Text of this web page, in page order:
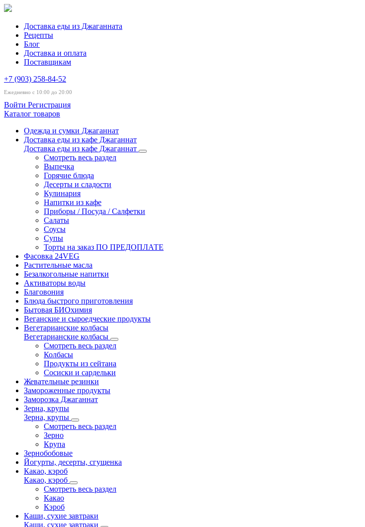
Доставка еды из Джаганната
Рецепты
Блог
Доставка и оплата
Поставщикам
+7 (903) 258-84-52
Ежедневно с 10:00 до 20:00
Войти Регистрация
Каталог товаров
Одежда и сумки Джаганнат
Доставка еды из кафе Джаганнат
Доставка еды из кафе Джаганнат
Смотреть весь раздел
Выпечка
Горячие блюда
Десерты и сладости
Кулинария
Напитки из кафе
Приборы / Посуда / Салфетки
Салаты
Соусы
Супы
Торты на заказ ПО ПРЕДОПЛАТЕ
Фасовка 24VEG
Растительные масла
Безалкогольные напитки
Активаторы воды
Благовония
Блюда быстрого приготовления
Бытовая БИОхимия
Веганские и сыроедческие продукты
Вегетарианские колбасы
Вегетарианские колбасы
Смотреть весь раздел
Колбасы
Продукты из сейтана
Сосиски и сардельки
Жевательные резинки
Замороженные продукты
Заморозка Джаганнат
Зерна, крупы
Зерна, крупы
Смотреть весь раздел
Зерно
Крупа
Зернобобовые
Йогурты, десерты, сгущенка
Какао, кэроб
Какао, кэроб
Смотреть весь раздел
Какао
Кэроб
Каши, сухие завтраки
Каши, сухие завтраки